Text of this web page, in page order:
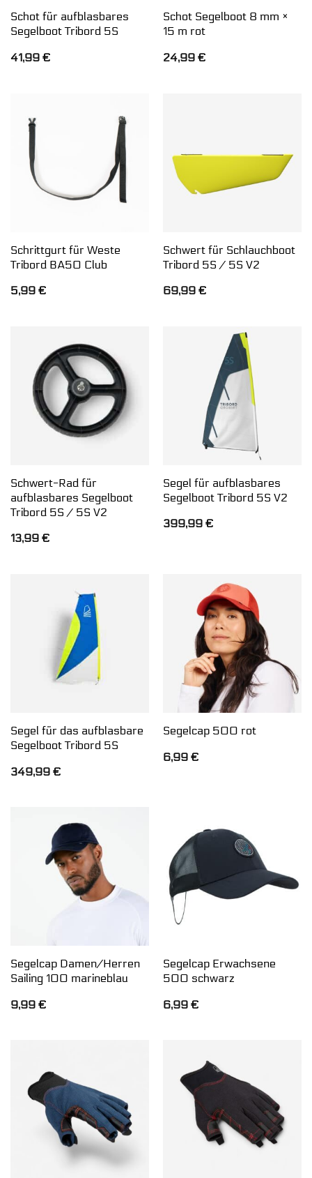
Schot für aufblasbares
Segelboot Tribord 5S
41,99 €
Schot Segelboot 8 mm ×
15 m rot
24,99 €
Schrittgurt für Weste
Tribord BA50 Club
5,99 €
Schwert für Schlauchboot
Tribord 5S / 5S V2
69,99 €
Schwert-Rad für
aufblasbares Segelboot
Tribord 5S / 5S V2
13,99 €
Segel für aufblasbares
Segelboot Tribord 5S V2
399,99 €
Segel für das aufblasbare
Segelboot Tribord 5S
349,99 €
Segelcap 500 rot
6,99 €
Segelcap Damen/Herren
Sailing 100 marineblau
9,99 €
Segelcap Erwachsene
500 schwarz
6,99 €